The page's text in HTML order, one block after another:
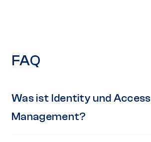
FAQ
Was ist Identity und Access
Management?